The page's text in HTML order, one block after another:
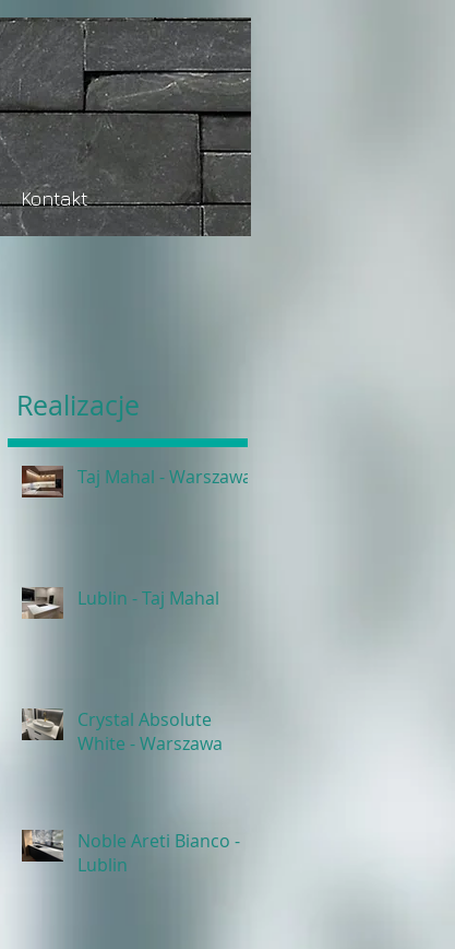
Kontakt
Realizacje
Taj Mahal - Warszawa
Lublin - Taj Mahal
Crystal Absolute
White - Warszawa
Noble Areti Bianco -
Lublin